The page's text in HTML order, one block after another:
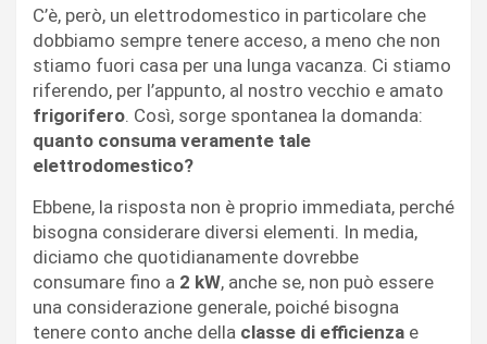
C’è, però, un elettrodomestico in particolare che
dobbiamo sempre tenere acceso, a meno che non
stiamo fuori casa per una lunga vacanza. Ci stiamo
riferendo, per l’appunto, al nostro vecchio e amato
frigorifero. Così, sorge spontanea la domanda:
quanto consuma veramente tale
elettrodomestico?
Ebbene, la risposta non è proprio immediata, perché
bisogna considerare diversi elementi. In media,
diciamo che quotidianamente dovrebbe
consumare fino a 2 kW, anche se, non può essere
una considerazione generale, poiché bisogna
tenere conto anche della classe di efficienza e